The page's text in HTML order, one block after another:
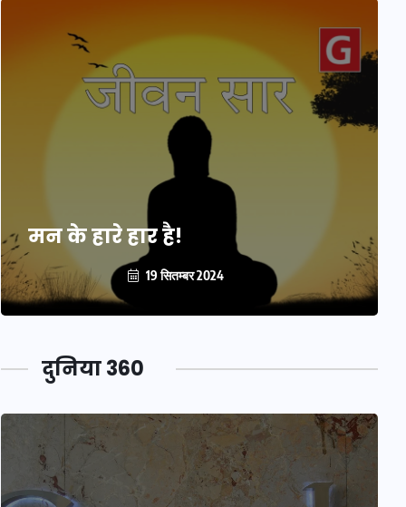
मन के हारे हार है!
19 सितम्बर 2024
दुनिया 360